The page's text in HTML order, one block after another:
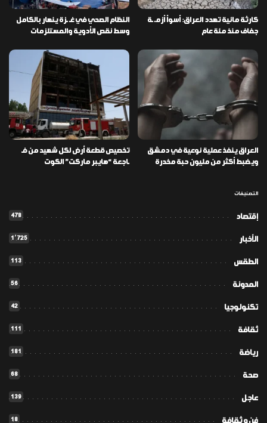
كارثة مائية تهدد العراق: أسوأ أزمـ ـة
جفاف منذ مئة عام
النظام الصحي في غـ ـزة ينهار بالكامل
وسط نقص الأدوية والمستلزمات
العراق ينفذ عملية نوعية في دمشق
ويضبط أكثر من مليون حبة مخدرة
تخصيص قطعة أرض لكل شهيد من فـ
ـاجعة “هايبر ماركت” الكوت
التصنيفات
إقتصاد 478
الأخبار 1٬725
الطقس 113
المدونة 56
تكنولوجيا 42
ثقافة 111
رياضة 181
صحة 68
عاجل 139
فن و ثقافة 18